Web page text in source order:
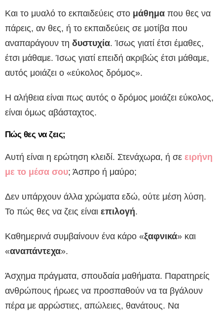
Και το μυαλό το εκπαιδεύεις στο μάθημα που θες να
πάρεις, αν θες, ή το εκπαιδεύεις σε μοτίβα που
αναπαράγουν τη δυστυχία. Ίσως γιατί έτσι έμαθες,
έτσι μάθαμε. Ίσως γιατί επειδή ακριβώς έτσι μάθαμε,
αυτός μοιάζει ο «εύκολος δρόμος».
Η αλήθεια είναι πως αυτός ο δρόμος μοιάζει εύκολος,
είναι όμως αβάσταχτος.
Πώς θες να ζεις;
Αυτή είναι η ερώτηση κλειδί. Στενάχωρα, ή σε ειρήνη
με το μέσα σου; Άσπρο ή μαύρο;
Δεν υπάρχουν άλλα χρώματα εδώ, ούτε μέση λύση.
Το πώς θες να ζεις είναι επιλογή.
Καθημερινά συμβαίνουν ένα κάρο «ξαφνικά» και
«αναπάντεχα».
Άσχημα πράγματα, σπουδαία μαθήματα. Παρατηρείς
ανθρώπους ήρωες να προσπαθούν να τα βγάλουν
πέρα με αρρώστιες, απώλειες, θανάτους. Να